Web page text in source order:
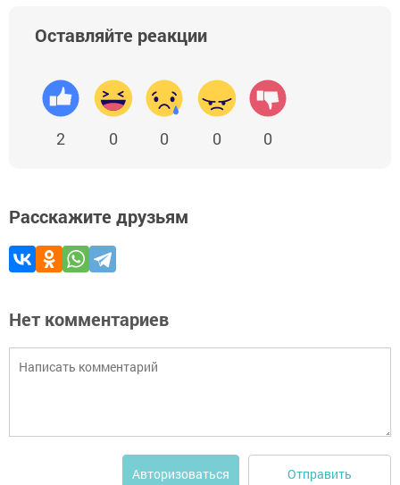
Оставляйте реакции
2 0 0 0 0
Расскажите друзьям
Нет комментариев
Авторизоваться Отправить